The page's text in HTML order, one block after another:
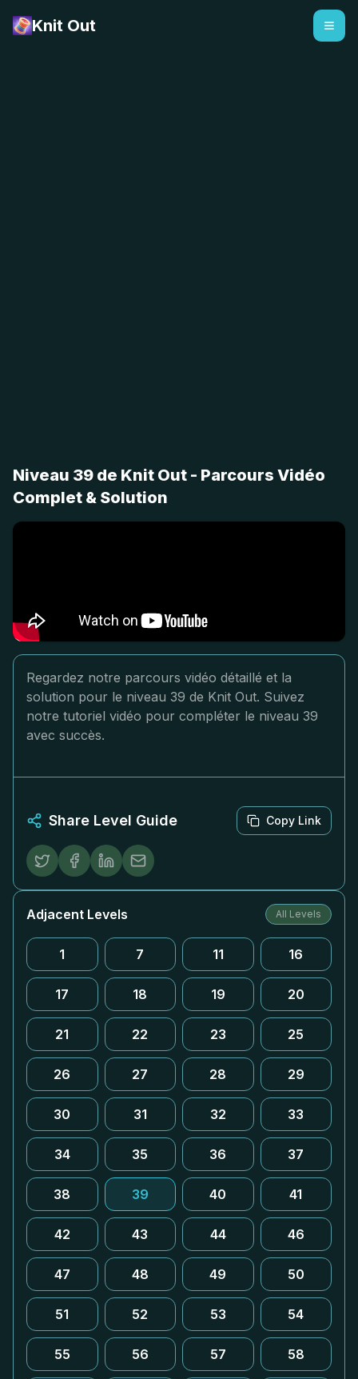
Knit Out
Niveau 39 de Knit Out - Parcours Vidéo
Complet & Solution
Regardez notre parcours vidéo détaillé et la
solution pour le niveau 39 de Knit Out. Suivez
notre tutoriel vidéo pour compléter le niveau 39
avec succès.
Share Level Guide Copy Link
Adjacent Levels All Levels
1 7 11 16
17 18 19 20
21 22 23 25
26 27 28 29
30 31 32 33
34 35 36 37
38 39 40 41
42 43 44 46
47 48 49 50
51 52 53 54
55 56 57 58